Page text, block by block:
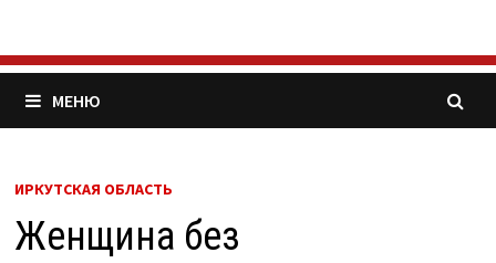
МЕНЮ
ИРКУТСКАЯ ОБЛАСТЬ
Женщина без